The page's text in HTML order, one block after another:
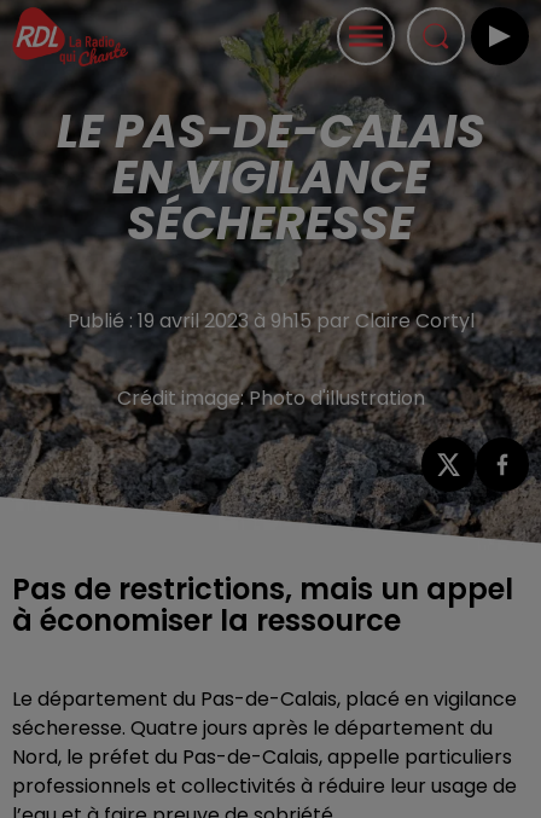
LE PAS-DE-CALAIS
EN VIGILANCE
SÉCHERESSE
Publié : 19 avril 2023 à 9h15 par Claire Cortyl
Crédit image:Photo d'illustration
Pas de restrictions, mais un appel
à économiser la ressource
Le département du Pas-de-Calais, placé en vigilance
sécheresse. Quatre jours après le département du
Nord, le préfet du Pas-de-Calais, appelle particuliers
professionnels et collectivités à réduire leur usage de